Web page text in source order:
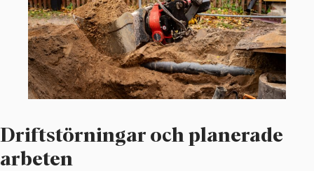
Driftstörningar och planerade
arbeten